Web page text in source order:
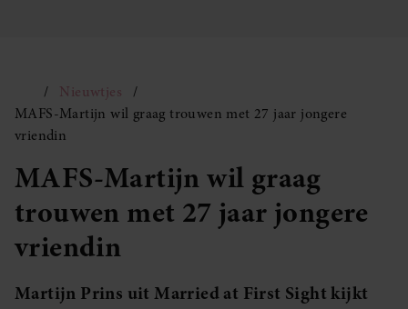
Nieuwtjes
MAFS-Martijn wil graag trouwen met 27 jaar jongere
vriendin
MAFS-Martijn wil graag
trouwen met 27 jaar jongere
vriendin
Martijn Prins uit Married at First Sight kijkt